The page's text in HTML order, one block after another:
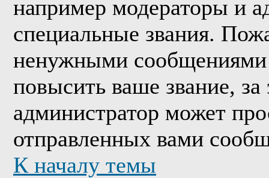
например модераторы и
специальные звания.
ненужными сообщениями
повысить ваше звание, за
администратор может
отправленных вами
К началу темы